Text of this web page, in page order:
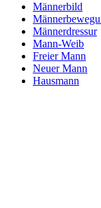
Männerbild
Männerdressur
Mann-Weib
Freier Mann
Neuer Mann
Hausmann